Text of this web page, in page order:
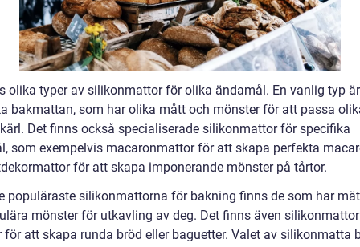
olika typer av silikonmattor för olika ändamål. En vanlig typ
bakmattan, som har olika mått och mönster för att passa
Det finns också specialiserade silikonmattor för specifika
som exempelvis macaronmattor för att skapa perfekta
för att skapa imponerande mönster på tårtor.
populäraste silikonmattorna för bakning finns de som har
mönster för utkavling av deg. Det finns även
för att skapa runda bröd eller baguetter. Valet av silikonmatta